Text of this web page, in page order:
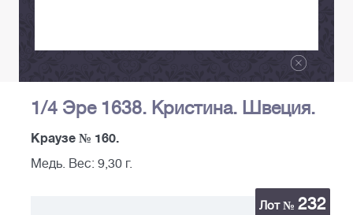
1/4 Эре 1638. Кристина. Швеция.
Краузе № 160.
Медь. Вес: 9,30 г.
Лот № 232